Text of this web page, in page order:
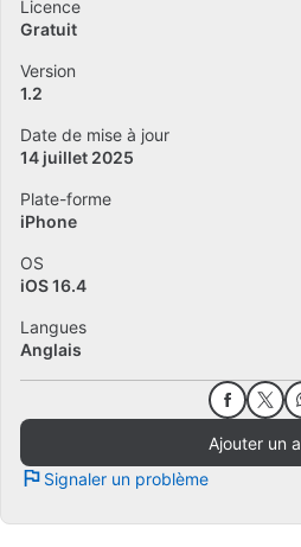
Licence
Gratuit
Version
1.2
Date de mise à jour
14 juillet 2025
Plate-forme
iPhone
OS
iOS 16.4
Langues
Anglais
Ajouter un
Signaler un problème